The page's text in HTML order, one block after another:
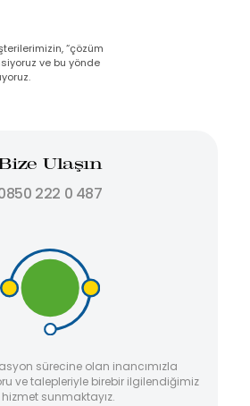
“çözüm
ve bu yönde
Ulaşın
222 0 487
sürecine olan inancımızla
ve talepleriyle birebir ilgilendiğimiz
hizmet sunmaktayız.